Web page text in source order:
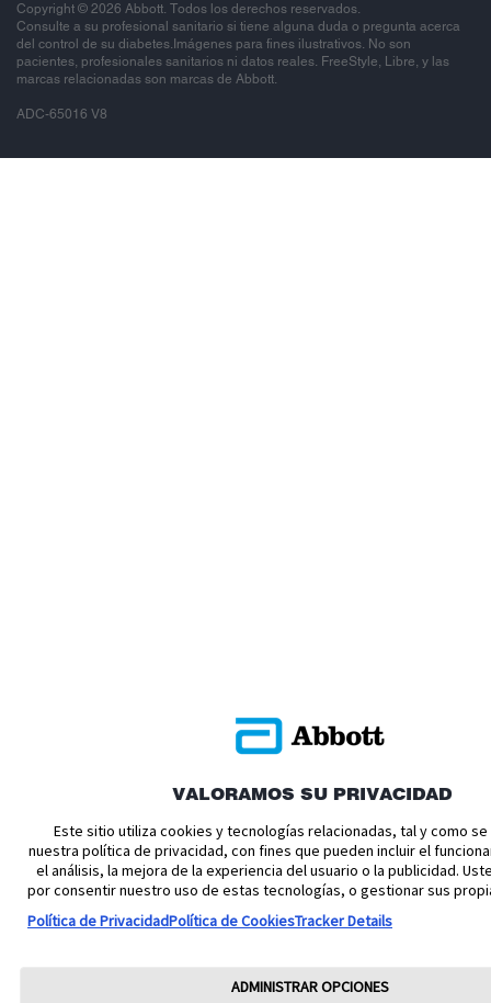
Copyright © 2026 Abbott. Todos los derechos reservados.
Consulte a su profesional sanitario si tiene alguna duda o pregunta acerca
del control de su diabetes.Imágenes para fines ilustrativos. No son
pacientes, profesionales sanitarios ni datos reales. FreeStyle, Libre, y las
marcas relacionadas son marcas de Abbott.
ADC-65016 V8
VALORAMOS SU PRIVACIDAD
Este sitio utiliza cookies y tecnologías relacionadas, tal y como
nuestra política de privacidad, con fines que pueden incluir el
el análisis, la mejora de la experiencia del usuario o la publicidad.
por consentir nuestro uso de estas tecnologías, o gestionar sus
Política de PrivacidadPolítica de CookiesTracker Details
ADMINISTRAR OPCIONES